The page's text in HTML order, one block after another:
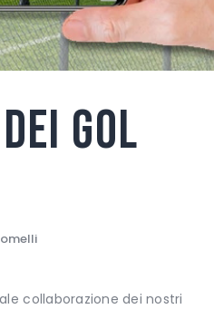
gol
collaborazione dei nostri